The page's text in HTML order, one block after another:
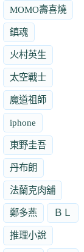
MOMO壽喜燒
鎮魂
火村英生
太空戰士
魔道祖師
iphone
東野圭吾
丹布朗
法蘭克肉舖
鄭多燕 ＢＬ
推理小說